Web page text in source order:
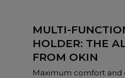
MULTI-
HOLDER: THE
FROM OKIN
Maximum comfort and